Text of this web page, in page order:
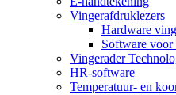
Vingerafdruklezers
Hardware
Software
Vingerader
HR-software
Temperatuur- en